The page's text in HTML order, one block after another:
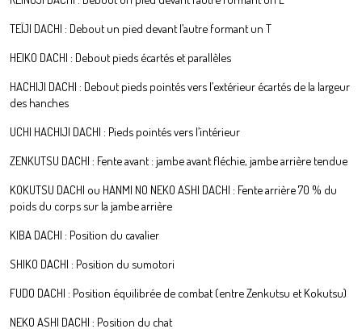
TEÏJI DACHI : Debout un pied devant l’autre formant un T
HEIKO DACHI : Debout pieds écartés et parallèles
HACHIJI DACHI : Debout pieds pointés vers l’extérieur écartés de la largeur
des hanches
UCHI HACHIJI DACHI : Pieds pointés vers l’intérieur
ZENKUTSU DACHI : Fente avant : jambe avant fléchie, jambe arrière tendue
KOKUTSU DACHI ou HANMI NO NEKO ASHI DACHI : Fente arrière 70 % du
poids du corps sur la jambe arrière
KIBA DACHI : Position du cavalier
SHIKO DACHI : Position du sumotori
FUDO DACHI : Position équilibrée de combat (entre Zenkutsu et Kokutsu)
NEKO ASHI DACHI : Position du chat